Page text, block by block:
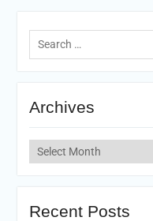
Search
for:
Archives
Archives
Recent Posts